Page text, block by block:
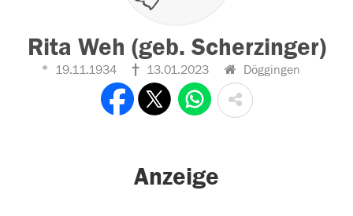
Rita Weh (geb. Scherzinger)
19.11.1934 13.01.2023 Döggingen
Anzeige